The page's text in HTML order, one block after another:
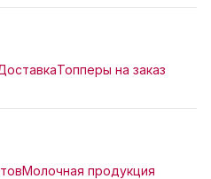
Топперы на заказ
Молочная продукция